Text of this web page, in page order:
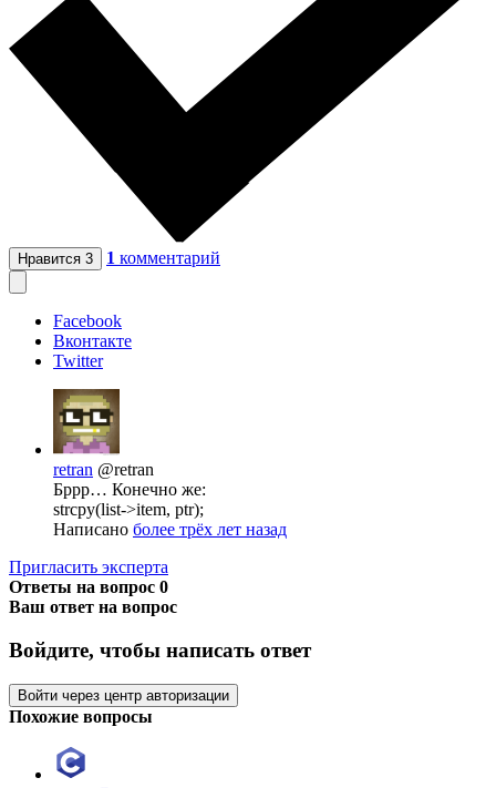
Нравится 3 1 комментарий
Facebook
Вконтакте
Twitter
retran @retran
Бррр… Конечно же:
strcpy(list->item, ptr);
Написано более трёх лет назад
Пригласить эксперта
Ответы на вопрос 0
Ваш ответ на вопрос
Войдите, чтобы написать ответ
Войти через центр авторизации
Похожие вопросы